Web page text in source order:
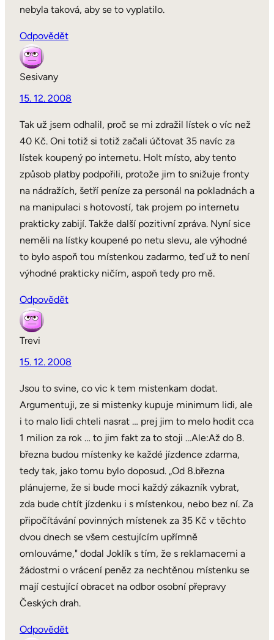
nebyla taková, aby se to vyplatilo.
Odpovědět
Sesivany
15. 12. 2008
Tak už jsem odhalil, proč se mi zdražil lístek o víc než
40 Kč. Oni totiž si totiž začali účtovat 35 navíc za
lístek koupený po internetu. Holt místo, aby tento
způsob platby podpořili, protože jim to snižuje fronty
na nádražích, šetří peníze za personál na pokladnách a
na manipulaci s hotovostí, tak projem po internetu
prakticky zabijí. Takže další pozitivní zpráva. Nyní sice
neměli na lístky koupené po netu slevu, ale výhodné
to bylo aspoň tou místenkou zadarmo, teď už to není
výhodné prakticky ničím, aspoň tedy pro mě.
Odpovědět
Trevi
15. 12. 2008
Jsou to svine, co vic k tem mistenkam dodat.
Argumentuji, ze si mistenky kupuje minimum lidi, ale
i to malo lidi chteli nasrat … prej jim to melo hodit cca
1 milion za rok … to jim fakt za to stoji …Ale:Až do 8.
března budou místenky ke každé jízdence zdarma,
tedy tak, jako tomu bylo doposud. „Od 8.března
plánujeme, že si bude moci každý zákazník vybrat,
zda bude chtít jízdenku i s místenkou, nebo bez ní. Za
připočítávání povinných místenek za 35 Kč v těchto
dvou dnech se všem cestujícím upřímně
omlouváme," dodal Joklík s tím, že s reklamacemi a
žádostmi o vrácení peněz za nechtěnou místenku se
mají cestující obracet na odbor osobní přepravy
Českých drah.
Odpovědět